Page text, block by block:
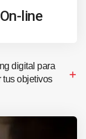
line
digital para
tus objetivos